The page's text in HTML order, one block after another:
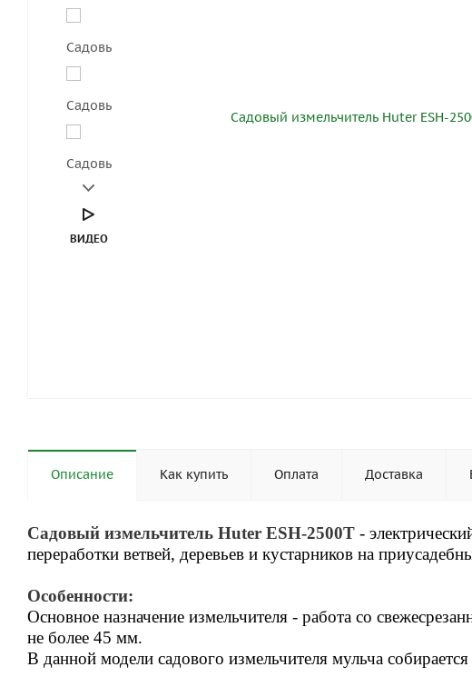
ВИДЕО
Описание Как купить Оплата Доставка
Садовый измельчитель Huter ESH-2500T -
переработки ветвей, деревьев и кустарников на
Особенности:
Основное назначение измельчителя - работа со
не более 45 мм.
В данной модели садового измельчителя мульча